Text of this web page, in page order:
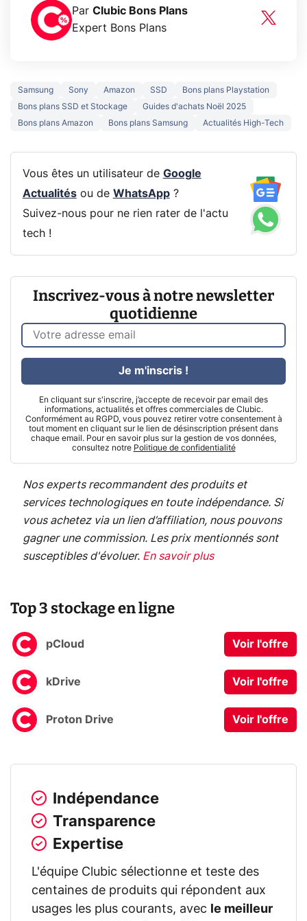
Par Clubic Bons Plans
Expert Bons Plans
Samsung Sony Amazon SSD
Bons plans Playstation
Bons plans SSD et Stockage
Guides d'achats Noël 2025
Bons plans Amazon
Bons plans Samsung Actualités High-Tech
Vous êtes un utilisateur de Google
Actualitésou de WhatsApp?
Suivez-nous pour ne rien rater de l'actu
tech !
Inscrivez-vous à notre newsletter
quotidienne
En cliquant sur s'inscrire, j’accepte de recevoir par email des
informations, actualités et offres commerciales de Clubic.
Conformément au RGPD, vous pouvez retirer votre consentement à
tout moment en cliquant sur le lien de désinscription présent dans
chaque email. Pour en savoir plus sur la gestion de vos données,
consultez notre Politique de confidentialité
Je m'inscris !
Nos experts recommandent des produits et
services technologiques en toute indépendance. Si
vous achetez via un lien d’affiliation, nous pouvons
gagner une commission. Les prix mentionnés sont
susceptibles d'évoluer. En savoir plus
Top 3 stockage en ligne
pCloud Voir l'offre
kDrive Voir l'offre
Proton Drive Voir l'offre
Indépendance
Transparence
Expertise
L'équipe Clubic sélectionne et teste des
centaines de produits qui répondent aux
usages les plus courants, avec
le meilleur